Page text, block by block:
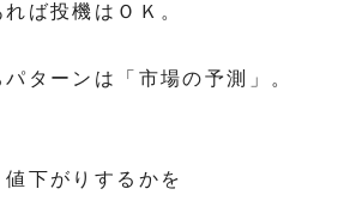
ば投機はＯＫ。
ターンは「市場の予測」。
下がりするかを